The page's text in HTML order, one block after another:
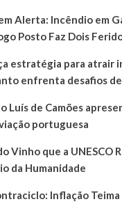
Alerta: Incêndio em
Posto Faz Dois
estratégia para atrair
enfrenta desafios
Luís de Camões
portuguesa
Vinho que a UNESCO
da Humanidade
Inflação Teima